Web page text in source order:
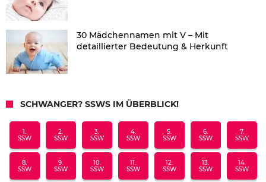
30 Mädchennamen mit V – Mit
detaillierter Bedeutung & Herkunft
SCHWANGER? SSWS IM ÜBERBLICK!
1.
SSW
2.
SSW
3.
SSW
4.
SSW
5.
SSW
6.
SSW
7.
SSW
8.
SSW
9.
SSW
10.
SSW
11.
SSW
12.
SSW
13.
SSW
14.
SSW